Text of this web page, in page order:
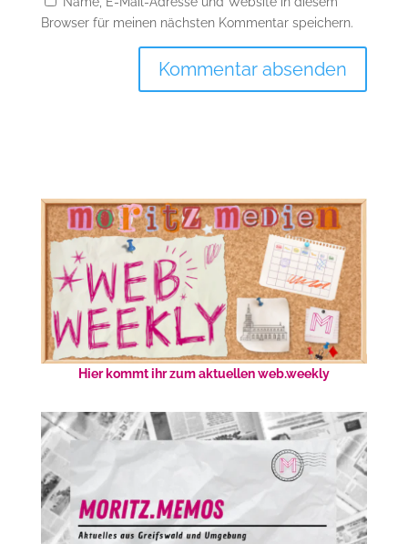
Browser für meinen nächsten Kommentar speichern.
Hier kommt ihr zum aktuellen web.weekly